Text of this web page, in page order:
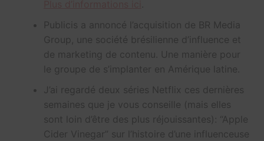
Publicis a annoncé l’acquisition de BR Media
Group, une société brésilienne d’influence et
de marketing de contenu. Une manière pour
le groupe de s’implanter en Amérique latine.
J’ai regardé deux séries Netflix ces dernières
semaines que je vous conseille (mais elles
sont loin d’être des plus réjouissantes): “Apple
Cider Vinegar” sur l’histoire d’une influenceuse